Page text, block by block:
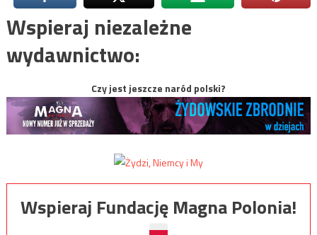
Wspieraj niezależne
wydawnictwo:
Czy jest jeszcze naród polski?
Wspieraj Fundację Magna Polonia!